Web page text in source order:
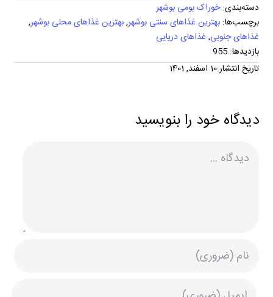
دسته‌بندی:خوراک بومی بوشهر
برچسب‌ها: بهترین غذاهای سنتی بوشهر,بهترین غذاهای محلی بوشهر,
غذاهای جنوبی, غذاهای دریایی
بازدیدها: 955
تاریخ انتشار:10 اسفند, 1401
دیدگاه خود را بنویسید